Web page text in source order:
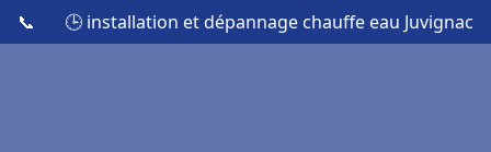
📞 🕒 installation et dépannage chauffe eau Juvignac